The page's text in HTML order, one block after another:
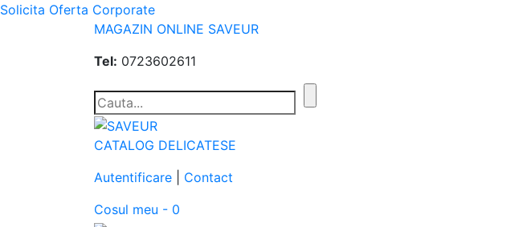
Solicita Oferta Corporate
MAGAZIN ONLINE SAVEUR
Tel: 0723602611
CATALOG DELICATESE
Autentificare
Contact
Cosul meu - 0